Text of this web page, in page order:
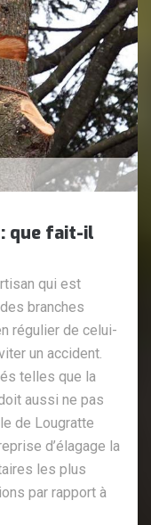
que fait-il
qui est
branches
régulier de celui-
un accident.
telles que la
aussi ne pas
de Lougratte
d’élagage la
les plus
par rapport à